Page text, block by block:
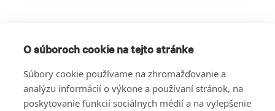
O súboroch cookie na tejto stránke
Súbory cookie používame na zhromažďovanie a
analýzu informácií o výkone a používaní stránok, na
poskytovanie funkcií sociálnych médií a na vylepšenie